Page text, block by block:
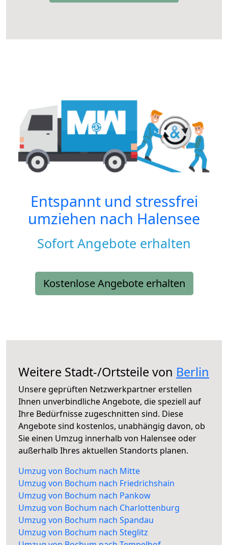
Entspannt und stressfrei
umziehen nach Halensee
Sofort Angebote erhalten
Kostenlose Angebote erhalten
Weitere Stadt-/Ortsteile von Berlin
Unsere geprüften Netzwerkpartner erstellen
Ihnen unverbindliche Angebote, die speziell auf
Ihre Bedürfnisse zugeschnitten sind. Diese
Angebote sind kostenlos, unabhängig davon, ob
Sie einen Umzug innerhalb von Halensee oder
außerhalb Ihres aktuellen Standorts planen.
Umzug von Bochum nach Mitte
Umzug von Bochum nach Friedrichshain
Umzug von Bochum nach Pankow
Umzug von Bochum nach Charlottenburg
Umzug von Bochum nach Spandau
Umzug von Bochum nach Steglitz